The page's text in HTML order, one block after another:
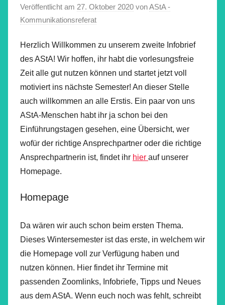
Veröffentlicht am 27. Oktober 2020 vonAStA -
Kommunikationsreferat
Herzlich Willkommen zu unserem zweite Infobrief
des AStA! Wir hoffen, ihr habt die vorlesungsfreie
Zeit alle gut nutzen können und startet jetzt voll
motiviert ins nächste Semester! An dieser Stelle
auch willkommen an alle Erstis. Ein paar von uns
AStA-Menschen habt ihr ja schon bei den
Einführungstagen gesehen, eine Übersicht, wer
wofür der richtige Ansprechpartner oder die richtige
Ansprechpartnerin ist, findet ihr hier auf unserer
Homepage.
Homepage
Da wären wir auch schon beim ersten Thema.
Dieses Wintersemester ist das erste, in welchem wir
die Homepage voll zur Verfügung haben und
nutzen können. Hier findet ihr Termine mit
passenden Zoomlinks, Infobriefe, Tipps und Neues
aus dem AStA. Wenn euch noch was fehlt, schreibt